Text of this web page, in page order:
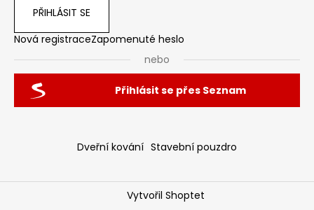
PŘIHLÁSIT SE
Nová registraceZapomenuté heslo
nebo
Přihlásit se přes Seznam
Dveřní kování Stavební pouzdro
Vytvořil Shoptet